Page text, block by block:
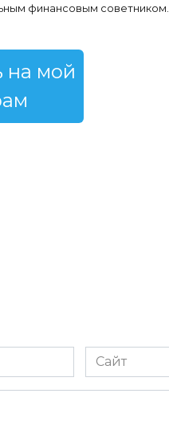
финансовым советником.
на мой
Сайт